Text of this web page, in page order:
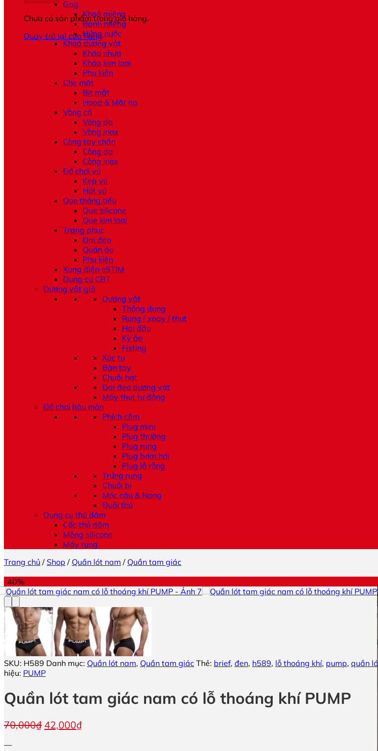
Chưa có sản phẩm trong giỏ hàng.
Quay trở lại cửa hàng
Gag
Khoá miệng
Banh miệng
Hứng nước
Khoá dương vật
Khóa nhựa
Khóa kim loại
Phụ kiện
Che mặt
Bịt mắt
Hood & Mặt nạ
Vòng cổ
Vòng da
Vòng inox
Còng tay chân
Còng da
Còng inox
Đồ chơi vú
Kẹp vú
Hút vú
Que thông tiểu
Que silicone
Que kim loại
Trang phục
Đai đeo
Quần áo
Phụ kiện
Xung điện eSTIM
Dụng cụ CBT
Dương vật giả
Dương vật
Thông dụng
Rung / xoay / thụt
Hai đầu
Kỳ ảo
Fisting
Xúc tu
Bàn tay
Chuỗi hạt
Đai đeo dương vật
Máy thụt tự động
Đồ chơi hậu môn
Phích cắm
Plug mini
Plug thường
Plug rung
Plug bơm hơi
Plug lỗ rỗng
Trứng rung
Chuỗi bi
Móc câu & Nong
Đuôi thú
Dụng cụ thủ dâm
Cốc thủ dâm
Mông silicone
Máy rung
Trang chủ / Shop / Quần lót nam / Quần tam giác
-40%
SKU: H589 Danh mục: Quần lót nam, Quần tam giác Thẻ: brief, đen, h589, lỗ thoáng khí, pump, quần lót
hiệu: PUMP
Quần lót tam giác nam có lỗ thoáng khí PUMP
70,000₫ Giá
42,000₫Giá
—